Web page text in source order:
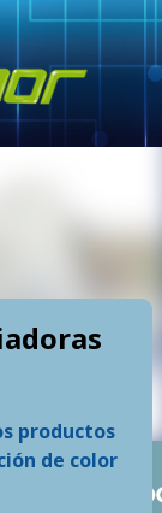
Skip to
productos
de color